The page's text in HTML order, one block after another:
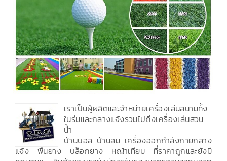
เราเป็นผู้ผลิตและจำหน่ายเครื่องเล่นสนามทั้ง
ในร่มและกลางแจ้งรวมไปถึงเครื่องเล่นสวน
น้ำ
บ้านบอล บ้านลม เครื่องออกกำลังกายกลาง
แจ้ง พื้นยาง บล็อกยาง หญ้าเทียม ที่ราคาถูกและยังมี